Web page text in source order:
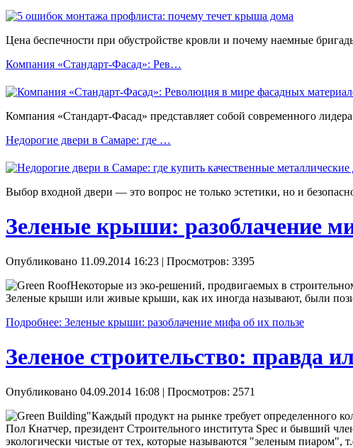
Цена беспечности при обустройстве кровли и почему наемные
Компания «Стандарт-Фасад»: Рев…
Компания «Стандарт-Фасад» представляет собой современного
Недорогие двери в Самаре: где …
Выбор входной двери — это вопрос не только эстетики, но и
Зеленые крыши: разоблачение
Опубликовано 11.09.2014 16:23 | Просмотров: 3395
Некоторые из эко-решений, продвигаемых в
Зеленые крыши или живые крыши, как их иногда называют, были
Подробнее: Зеленые крыши: разоблачение мифа об их пользе
Зеленое строительство: правда
Опубликовано 04.09.2014 16:08 | Просмотров: 2571
"Каждый продукт на рынке требует определенного
Пол Кнатчер, президент Строительного института Spec и бывший
экологически чистые от тех, которые называются "зеленым пиаром",